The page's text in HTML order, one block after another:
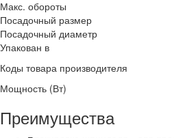
Макс. обороты
Посадочный размер
Посадочный диаметр
Упакован в
Коды товара производителя
Мощность (Вт)
Преимущества